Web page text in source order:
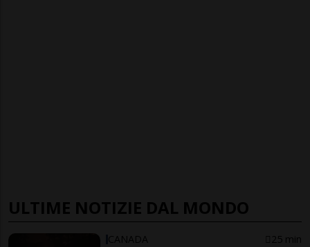
ULTIME NOTIZIE DAL MONDO
CANADA 25 min